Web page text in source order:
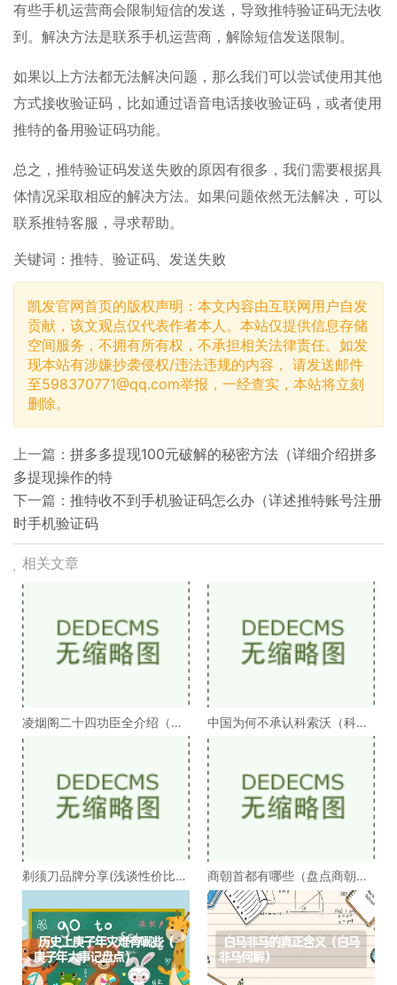
有些手机运营商会限制短信的发送，导致推特验证码无法收
到。解决方法是联系手机运营商，解除短信发送限制。
如果以上方法都无法解决问题，那么我们可以尝试使用其他
方式接收验证码，比如通过语音电话接收验证码，或者使用
推特的备用验证码功能。
总之，推特验证码发送失败的原因有很多，我们需要根据具
体情况采取相应的解决方法。如果问题依然无法解决，可以
联系推特客服，寻求帮助。
关键词：推特、验证码、发送失败
凯发官网首页的版权声明：本文内容由互联网用户自发
贡献，该文观点仅代表作者本人。本站仅提供信息存储
空间服务，不拥有所有权，不承担相关法律责任。如发
现本站有涉嫌抄袭侵权/违法违规的内容， 请发送邮件
至598370771@qq.com举报，一经查实，本站将立刻
删除。
上一篇： 拼多多提现100元破解的秘密方法（详细介绍拼多
多提现操作的特
下一篇： 推特收不到手机验证码怎么办（详述推特账号注册
时手机验证码
相关文章
凌烟阁二十四功臣全介绍（凌
烟阁二十四功臣排
中国为何不承认科索沃（科索
沃为何不被承认）
剃须刀品牌分享(浅谈性价比高
的剃须刀品牌）
商朝首都有哪些（盘点商朝的
十几个首都）